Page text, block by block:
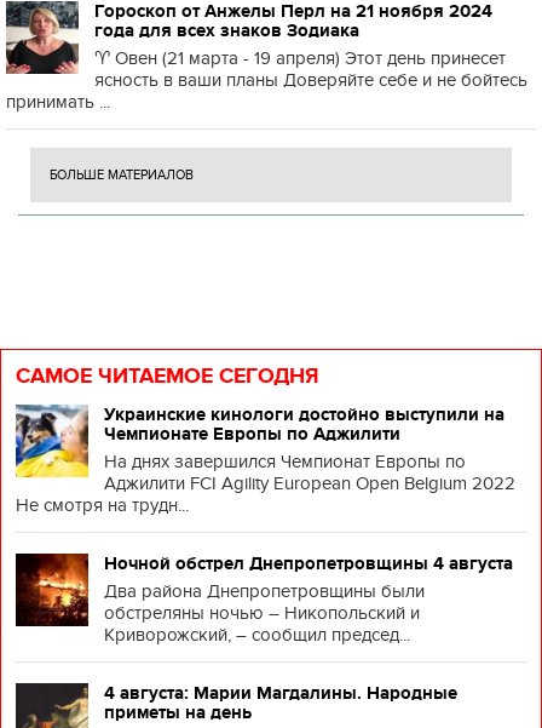
Гороскоп от Анжелы Перл на 21 ноября 2024
года для всех знаков Зодиака
♈️ Овен (21 марта - 19 апреля) Этот день принесет
ясность в ваши планы Доверяйте себе и не бойтесь
принимать ...
БОЛЬШЕ МАТЕРИАЛОВ
САМОЕ ЧИТАЕМОЕ СЕГОДНЯ
Украинские кинологи достойно выступили на
Чемпионате Европы по Аджилити
На днях завершился Чемпионат Европы по
Аджилити FCI Agility European Open Belgium 2022
Не смотря на трудн...
Ночной обстрел Днепропетровщины 4 августа
Два района Днепропетровщины были
обстреляны ночью – Никопольский и
Криворожский, – сообщил председ...
4 августа: Марии Магдалины. Народные
приметы на день